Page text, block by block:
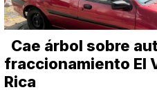
Cae árbol sobre
fraccionamiento El
Rica